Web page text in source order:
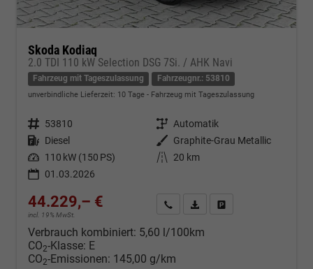
Skoda Kodiaq
2.0 TDI 110 kW Selection DSG 7Si. / AHK Navi
Fahrzeug mit Tageszulassung Fahrzeugnr.: 53810
unverbindliche Lieferzeit: 10 Tage Fahrzeug mit Tageszulassung
Fahrzeugnr. 53810 Getriebe Automatik
Kraftstoff Diesel Außenfarbe
Graphite-Grau Metallic
Leistung 110 kW (150 PS) Kilometerstand
20 km
01.03.2026
44.229,– €
incl. 19% MwSt.
Kontakt & Angebot anfordern
PDF-Datei, Fahrzeugexposé
Verbrauch kombiniert: 5,60 l/100km
CO2-Klasse: E
CO2-Emissionen: 145,00 g/km